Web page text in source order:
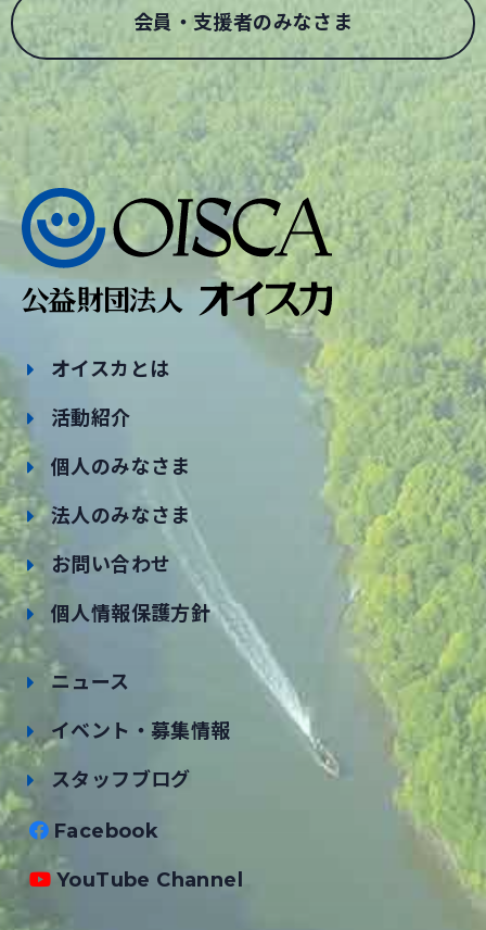
会員・支援者のみなさま
オイスカとは
活動紹介
個人のみなさま
法人のみなさま
お問い合わせ
個人情報保護方針
ニュース
イベント・募集情報
スタッフブログ
Facebook
YouTube Channel